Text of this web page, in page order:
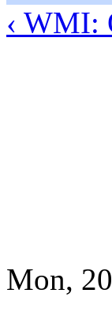
‹ WMI:
Mon,